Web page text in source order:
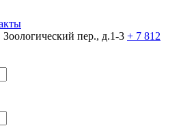
пер., д.1-3 + 7 812